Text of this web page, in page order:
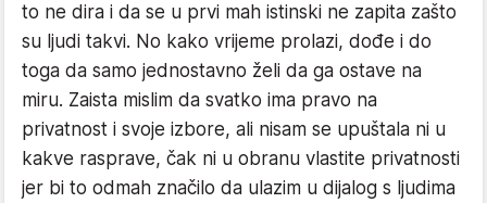
to ne dira i da se u prvi mah istinski ne zapita zašto
su ljudi takvi. No kako vrijeme prolazi, dođe i do
toga da samo jednostavno želi da ga ostave na
miru. Zaista mislim da svatko ima pravo na
privatnost i svoje izbore, ali nisam se upuštala ni u
kakve rasprave, čak ni u obranu vlastite privatnosti
jer bi to odmah značilo da ulazim u dijalog s ljudima